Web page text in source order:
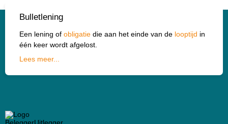
Bulletlening
Een lening of obligatie die aan het einde van de looptijd in
één keer wordt afgelost.
Lees meer...